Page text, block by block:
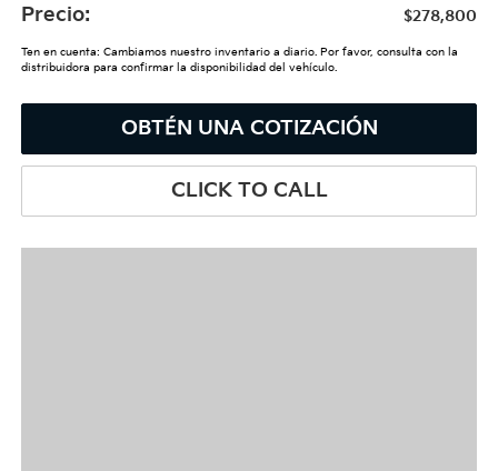
Precio: $278,800
Ten en cuenta: Cambiamos nuestro inventario a diario. Por favor, consulta con la
distribuidora para confirmar la disponibilidad del vehículo.
OBTÉN UNA COTIZACIÓN
CLICK TO CALL